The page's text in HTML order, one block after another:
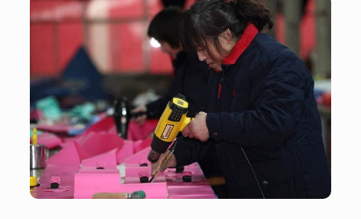
Werkstatt